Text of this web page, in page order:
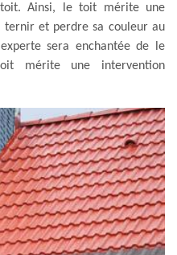
Ainsi, le toit mérite une
ternir et perdre sa couleur au
sera enchantée de le
mérite une intervention